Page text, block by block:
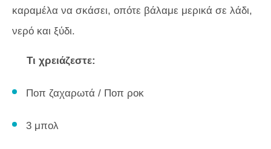
καραμέλα να σκάσει, οπότε βάλαμε μερικά σε λάδι,
νερό και ξύδι.
Τι χρειάζεστε:
Ποπ ζαχαρωτά / Ποπ ροκ
3 μπολ